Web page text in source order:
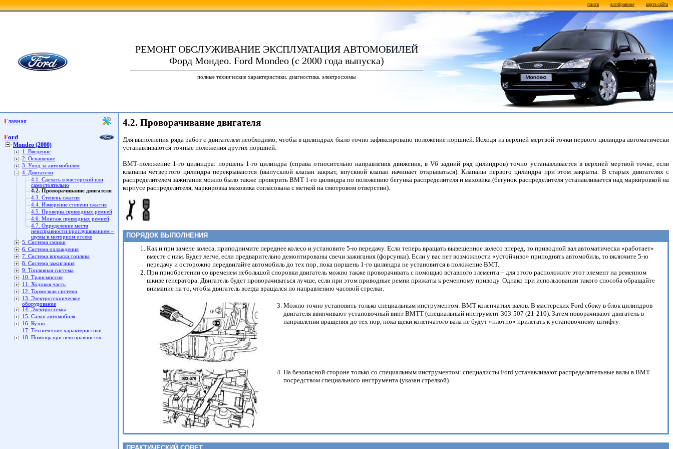
поиск в избранное карта сайта
РЕМОНТ ОБСЛУЖИВАНИЕ ЭКСПЛУАТАЦИЯ АВТОМОБИЛЕЙ
Форд Мондео. Ford Mondeo (с 2000 года выпуска)
полные технические характеристики. диагностика. электросхемы
Главная
Ford
Mondeo (2000)
1. Введение
2. Оснащение
3. Уход за автомобилем
4. Двигатели
4.1. Сделать в мастерской или
самостоятельно
4.2. Проворачивание двигателя
4.3. Степень сжатия
4.4. Измерение степени сжатия
4.5. Проверка приводных ремней
4.6. Монтаж приводных ремней
4.7. Определение места
неисправности прослушиванием –
шумы в моторном отсеке
5. Система смазки
6. Система охлаждения
7. Система впрыска топлива
8. Система зажигания
9. Топливная система
10. Трансмиссия
11. Ходовая часть
12. Тормозная система
13. Электротехническое
оборудование
14. Электросхемы
15. Салон автомобиля
16. Кузов
17. Технические характеристики
18. Помощь при неисправностях
4.2. Проворачивание двигателя
Для выполнения ряда работ с двигателем необходимо, чтобы в цилиндрах было точно зафиксировано положение поршней. Исходя из верхней мертвой точки первого цилиндра автоматически
устанавливаются точные положения других поршней.
ВМТ-положение 1-го цилиндра: поршень 1-го цилиндра (справа относительно направления движения, в V6 задний ряд цилиндров) точно устанавливается в верхней мертвой точке, если
клапаны четвертого цилиндра перекрываются (выпускной клапан закрыт, впускной клапан начинает открываться). Клапаны первого цилиндра при этом закрыты. В старых двигателях с
распределителем зажигания можно было также проверить ВМТ 1-го цилиндра по положению бегунка распределителя и маховика (бегунок распределителя устанавливается над маркировкой на
корпусе распределителя, маркировка маховика согласована с меткой на смотровом отверстии).
ПОРЯДОК ВЫПОЛНЕНИЯ
Как и при замене колеса, приподнимите переднее колесо и установите 5-ю передачу. Если теперь вращать вывешенное колесо вперед, то приводной вал автоматически «работает»
вместе с ним. Будет легче, если предварительно демонтированы свечи зажигания (форсунки). Если у вас нет возможности «устойчиво» приподнять автомобиль, то включите 5-ю
передачу и осторожно передвигайте автомобиль до тех пор, пока поршень 1-го цилиндра не установится в положение ВМТ.
При приобретении со временем небольшой сноровки двигатель можно также проворачивать с помощью вставного элемента – для этого расположите этот элемент на ременном
шкиве генератора. Двигатель будет проворачиваться лучше, если при этом приводные ремни прижаты к ременному приводу. Однако при использовании такого способа обращайте
внимание на то, чтобы двигатель всегда вращался по направлению часовой стрелки.
Можно точно установить только специальным инструментом: ВМТ коленчатых валов. В мастерских Ford сбоку в блок цилиндров
двигателя ввинчивают установочный винт ВМТТ (специальный инструмент 303-507 (21-210). Затем поворачивают двигатель в
направлении вращения до тех пор, пока щеки коленчатого вала не будут «плотно» прилегать к установочному штифту.
На безопасной стороне только со специальным инструментом: специалисты Ford устанавливают распределительные валы в ВМТ
посредством специального инструмента (указан стрелкой).